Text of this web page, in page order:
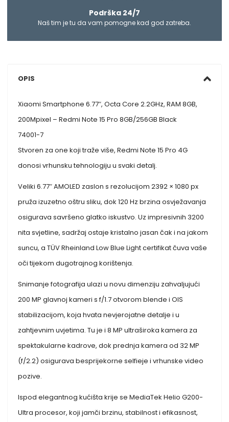
Podrška 24/7
Naš tim je tu da vam pomogne kad god zatreba.
OPIS
Xiaomi Smartphone 6.77″, Octa Core 2.2GHz, RAM 8GB,
200Mpixel – Redmi Note 15 Pro 8GB/256GB Black
74001-7
Stvoren za one koji traže više, Redmi Note 15 Pro 4G
donosi vrhunsku tehnologiju u svaki detalj.
Veliki 6.77″ AMOLED zaslon s rezolucijom 2392 × 1080 px
pruža izuzetno oštru sliku, dok 120 Hz brzina osvježavanja
osigurava savršeno glatko iskustvo. Uz impresivnih 3200
nita svjetline, sadržaj ostaje kristalno jasan čak i na jakom
suncu, a TÜV Rheinland Low Blue Light certifikat čuva vaše
oči tijekom dugotrajnog korištenja.
Snimanje fotografija ulazi u novu dimenziju zahvaljujući
200 MP glavnoj kameri s f/1.7 otvorom blende i OIS
stabilizacijom, koja hvata nevjerojatne detalje i u
zahtjevnim uvjetima. Tu je i 8 MP ultraširoka kamera za
spektakularne kadrove, dok prednja kamera od 32 MP
(f/2.2) osigurava besprijekorne selfieje i vrhunske video
pozive.
Ispod elegantnog kućišta krije se MediaTek Helio G200-
Ultra procesor, koji jamči brzinu, stabilnost i efikasnost,